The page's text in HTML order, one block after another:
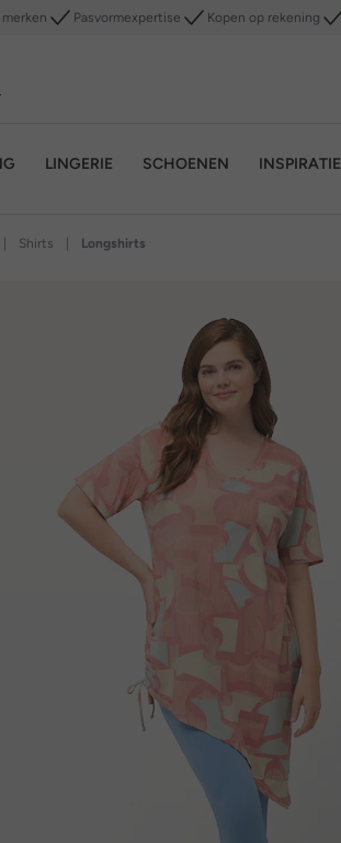
Pasvormexpertise Kopen op rekening
LINGERIE SCHOENEN INSPIRATIE
Shirts Longshirts